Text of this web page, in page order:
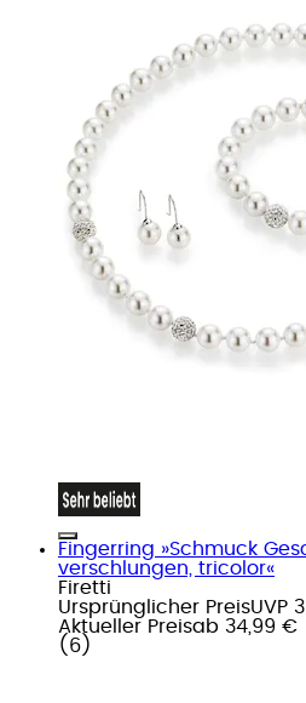
Fingerring »Schmuck
verschlungen, tricolor«
Firetti
Ursprünglicher PreisUVP
Aktueller Preisab 34,99 €
( 6 )